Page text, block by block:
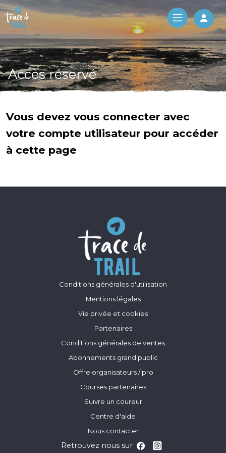
Log
Accès réservé
Vous devez vous connecter avec
votre compte utilisateur pour accéder
à cette page
Conditions générales d'utilisation
Mentions légales
Vie privée et cookies
Partenaires
Conditions générales de ventes
Abonnements grand public
Offre organisateurs / pro
Courses partenaires
Suivre un coureur
Centre d'aide
Nous contacter
Retrouvez nous sur